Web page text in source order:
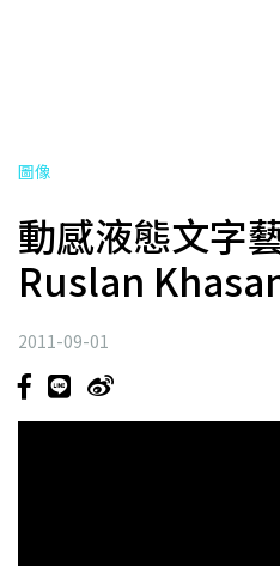
圖像
動感液態文字
Ruslan
2011-09-01